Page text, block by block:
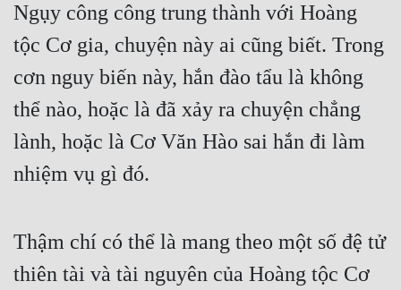
Xa Lộ Dịch
Cung Đấu
Cạnh Kỹ
Cổ Tiên Hiệp
Cổ Đại
Dã Sử
Ngụy công công trung thành với Hoàng
tộc Cơ gia, chuyện này ai cũng biết. Trong
cơn nguy biến này, hắn đào tẩu là không
thể nào, hoặc là đã xảy ra chuyện chẳng
lành, hoặc là Cơ Văn Hào sai hắn đi làm
nhiệm vụ gì đó.
Thậm chí có thể là mang theo một số đệ tử
thiên tài và tài nguyên của Hoàng tộc Cơ